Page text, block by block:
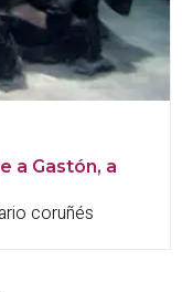
a Gastón, a
coruñés